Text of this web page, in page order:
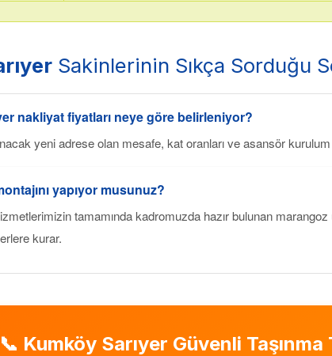
Sakinlerinin Sıkça Sorduğu
nakliyat fiyatları neye göre belirleniyor?
yeni adrese olan mesafe, kat oranları ve asansör
yapıyor musunuz?
tamamında kadromuzda hazır bulunan marangoz
kurar.
📞 Kumköy Sarıyer Güvenli Taşınma